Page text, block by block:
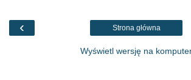
‹ Strona główna
Wyświetl wersję na